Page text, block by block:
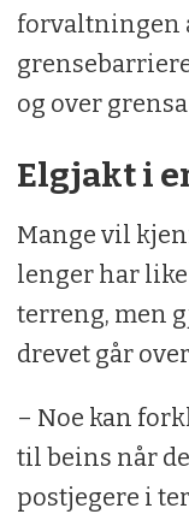
forvaltningen
og over
Elgjakt i
Mange vil
lenger har
terreng, men
drevet går
– Noe kan
til beins når
postjegere i